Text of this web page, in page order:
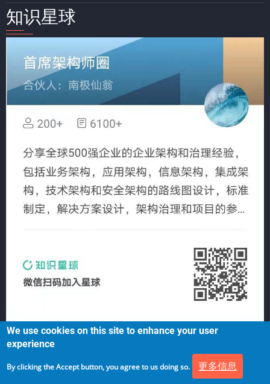
知识星球
We use cookies on this site to enhance your user
experience
By clicking the Accept button, you agree to us doing so. 更多信息